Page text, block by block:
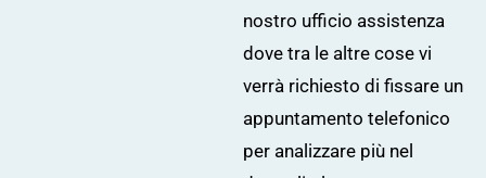
nostro ufficio assistenza
dove tra le altre cose vi
verrà richiesto di fissare un
appuntamento telefonico
per analizzare più nel